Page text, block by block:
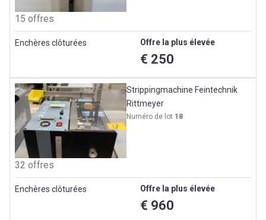
15 offres
Enchères clôturées Offre la plus élevée
€ 250
Strippingmachine Feintechnik
Rittmeyer
Numéro de lot 18
32 offres
Enchères clôturées Offre la plus élevée
€ 960